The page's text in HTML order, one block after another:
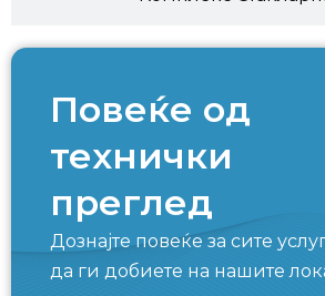
Повеќе од
технички
преглед
Дознајте повеќе за сите
да ги добиете на нашите